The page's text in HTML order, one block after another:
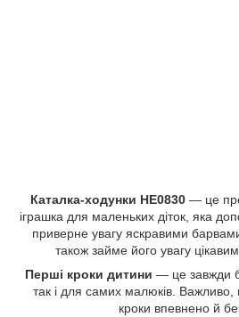
Каталка-ходунки HE0830 — це
іграшка для маленьких діток, яка
приверне увагу яскравими
також займе його увагу
Перші кроки дитини — це завжди
так і для самих малюків.
кроки впевнено й